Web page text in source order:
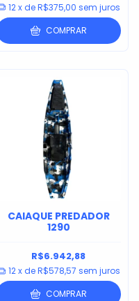
12x deR$375,00 sem juros
COMPRAR
CAIAQUE PREDADOR
1290
R$6.942,88
12x deR$578,57 sem juros
COMPRAR